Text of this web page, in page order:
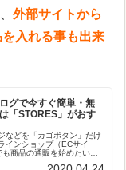
外部サイトから
入れる事も出来
グで今すぐ簡単・無
「STORES」がおす
などを「カゴボタン」だけ
インショップ（ECサイ
商品の通販を始めたい方